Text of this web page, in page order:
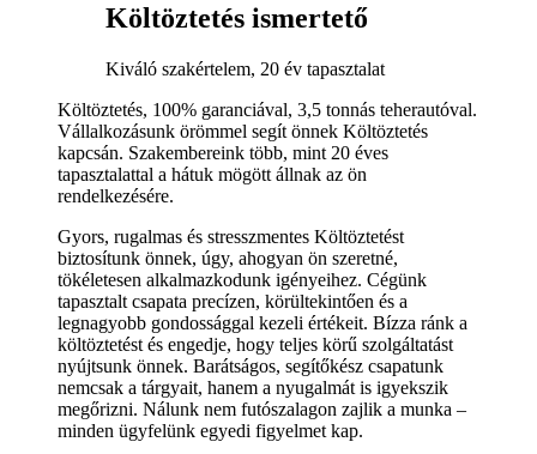
Költöztetés ismertető
Kiváló szakértelem, 20 év tapasztalat
Költöztetés, 100% garanciával, 3,5 tonnás teherautóval.
Vállalkozásunk örömmel segít önnek Költöztetés
kapcsán. Szakembereink több, mint 20 éves
tapasztalattal a hátuk mögött állnak az ön
rendelkezésére.
Gyors, rugalmas és stresszmentes Költöztetést
biztosítunk önnek, úgy, ahogyan ön szeretné,
tökéletesen alkalmazkodunk igényeihez. Cégünk
tapasztalt csapata precízen, körültekintően és a
legnagyobb gondossággal kezeli értékeit. Bízza ránk a
költöztetést és engedje, hogy teljes körű szolgáltatást
nyújtsunk önnek. Barátságos, segítőkész csapatunk
nemcsak a tárgyait, hanem a nyugalmát is igyekszik
megőrizni. Nálunk nem futószalagon zajlik a munka –
minden ügyfelünk egyedi figyelmet kap.